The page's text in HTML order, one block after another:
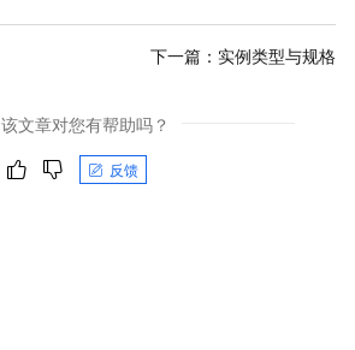
下一篇： 实例类型与规格
该文章对您有帮助吗？
反馈